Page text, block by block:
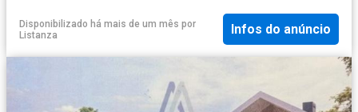
Disponibilizado há mais de um mês por
Listanza
Infos do anúncio